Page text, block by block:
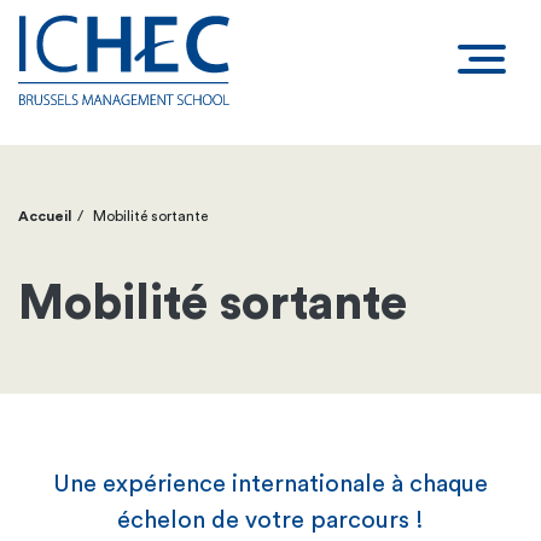
Fil
d'Ariane
Accueil Mobilité sortante
Mobilité sortante
Une expérience internationale à chaque
échelon de votre parcours !